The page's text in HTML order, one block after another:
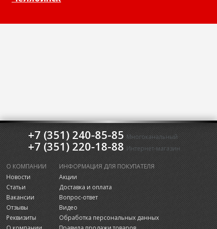
+7 (351) 240-85-85 Многоканальный
+7 (351) 220-18-88 Интернет-магазин
О КОМПАНИИ
Новости
Статьи
Вакансии
Отзывы
Реквизиты
ИНФОРМАЦИЯ ДЛЯ ПОКУПАТЕЛЯ
Акции
Доставка и оплата
Вопрос-ответ
Видео
Обработка персональных данных